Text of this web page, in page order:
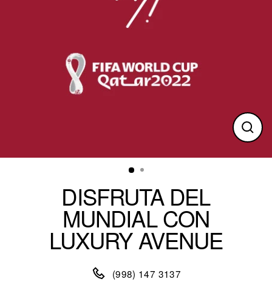
DISFRUTA DEL
MUNDIAL CON
LUXURY AVENUE
(998) 147 3137